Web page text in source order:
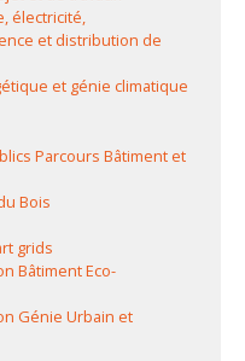
électricité,
et distribution de
et génie climatique
Parcours Bâtiment et
Bois
grids
Bâtiment Eco-
Génie Urbain et